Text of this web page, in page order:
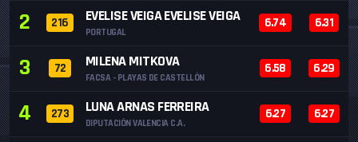
2 216 EVELISE VEIGA EVELISE VEIGA
PORTUGAL
6.74 6.31
3 72 MILENA MITKOVA
FACSA - PLAYAS DE CASTELLÓN
6.58 6.29
4 273 LUNA ARNAS FERREIRA
DIPUTACIÓN VALENCIA C.A.
6.27 6.27